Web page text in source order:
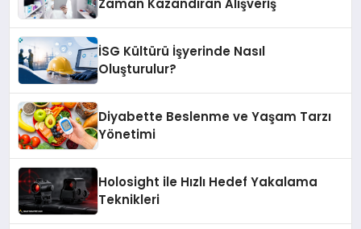
Zaman Kazandıran Alışveriş
İSG Kültürü İşyerinde Nasıl
Oluşturulur?
Diyabette Beslenme ve Yaşam Tarzı
Yönetimi
Holosight ile Hızlı Hedef Yakalama
Teknikleri